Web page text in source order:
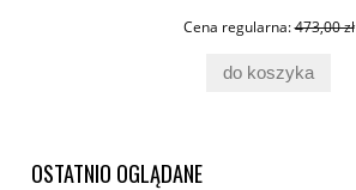
Cena regularna:473,00 zł
do koszyka
OSTATNIO OGLĄDANE